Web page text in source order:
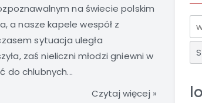
na świecie polskim
a nasze kapele wespół z
sytuacja uległa
zaś nieliczni młodzi gniewni w
do chlubnych...
Czytaj więcej »
z
u
a